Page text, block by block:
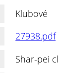
Klubové
27938.pdf
Shar-pei